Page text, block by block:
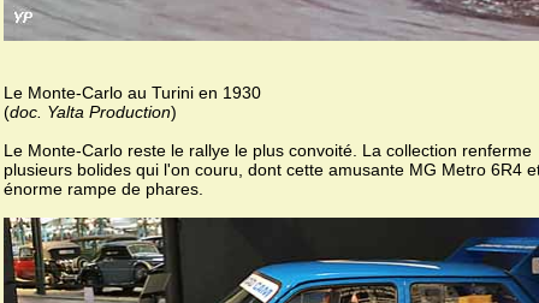
Le Monte-Carlo au Turini en 1930
(doc. Yalta Production)
Le Monte-Carlo reste le rallye le plus convoité. La collection renferme
plusieurs bolides qui l'on couru, dont cette amusante MG Metro 6R4
énorme rampe de phares.